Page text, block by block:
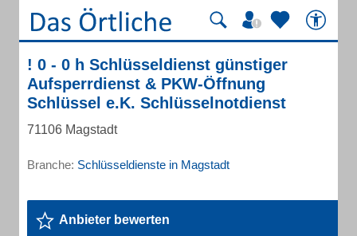
! 0 - 0 h Schlüsseldienst günstiger
Aufsperrdienst & PKW-Öffnung
Schlüssel e.K. Schlüsselnotdienst
71106 Magstadt
Branche: Schlüsseldienste in Magstadt
Anbieter bewerten